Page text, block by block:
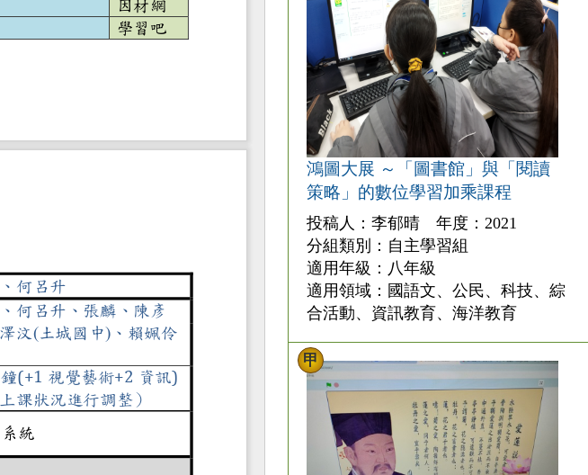
鴻圖大展 ～「圖書館」與「閱讀
策略」的數位學習加乘課程
投稿人：李郁晴 年度：2021
分組類別：自主學習組
適用年級：八年級
適用領域：國語文、公民、科技、綜
合活動、資訊教育、海洋教育
甲